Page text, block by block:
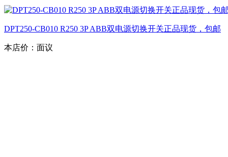
DPT250-CB010 R250 3P ABB双电源切换开关正品现货，包邮
本店价： 面议